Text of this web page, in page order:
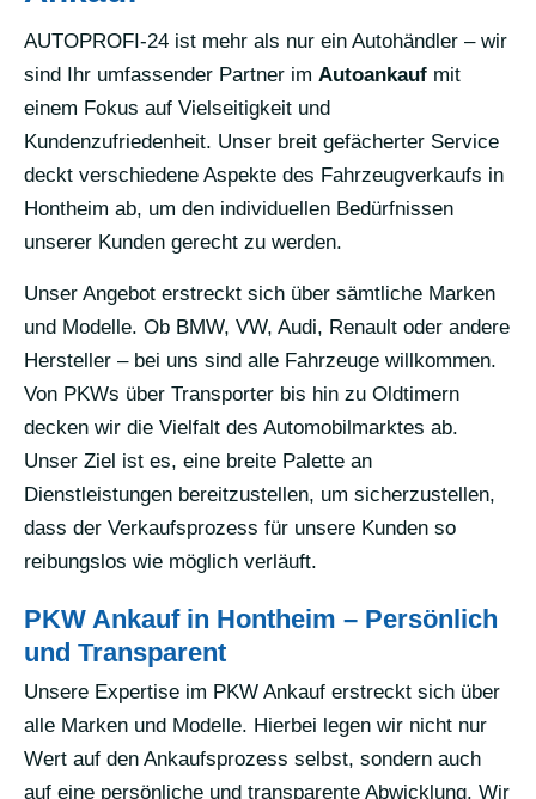
AUTOPROFI-24 ist mehr als nur ein Autohändler – wir
sind Ihr umfassender Partner im Autoankauf mit
einem Fokus auf Vielseitigkeit und
Kundenzufriedenheit. Unser breit gefächerter Service
deckt verschiedene Aspekte des Fahrzeugverkaufs in
Hontheim ab, um den individuellen Bedürfnissen
unserer Kunden gerecht zu werden.
Unser Angebot erstreckt sich über sämtliche Marken
und Modelle. Ob BMW, VW, Audi, Renault oder andere
Hersteller – bei uns sind alle Fahrzeuge willkommen.
Von PKWs über Transporter bis hin zu Oldtimern
decken wir die Vielfalt des Automobilmarktes ab.
Unser Ziel ist es, eine breite Palette an
Dienstleistungen bereitzustellen, um sicherzustellen,
dass der Verkaufsprozess für unsere Kunden so
reibungslos wie möglich verläuft.
PKW Ankauf in Hontheim – Persönlich
und Transparent
Unsere Expertise im PKW Ankauf erstreckt sich über
alle Marken und Modelle. Hierbei legen wir nicht nur
Wert auf den Ankaufsprozess selbst, sondern auch
auf eine persönliche und transparente Abwicklung. Wir